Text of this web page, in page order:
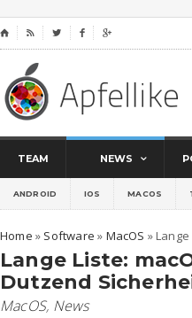
⌂    
TEAM NEWS
ANDROID IOS MACOS
Home » Software » MacOS »
Lange Liste:
Dutzend
MacOS, News